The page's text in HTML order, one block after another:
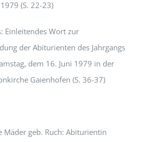
(S. 22-23)
Einleitendes Wort zur
der Abiturienten des Jahrgangs
dem 16. Juni 1979 in der
Gaienhofen (S. 36-37)
Mäder geb. Ruch: Abiturientin